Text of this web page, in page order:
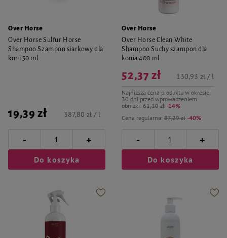
Over Horse
Over Horse Sulfur Horse
Shampoo Szampon siarkowy dla
koni 50 ml
19,39 zł 387,80 zł / l
- +
Do koszyka
Over Horse
Over Horse Clean White
Shampoo Suchy szampon dla
konia 400 ml
Cena regularna: 87,29 zł -40%
52,37 zł
Najniższa cena produktu w okresie
30 dni przed wprowadzeniem
obniżki: 61,10 zł -14%
130,93 zł / l
- +
Do koszyka